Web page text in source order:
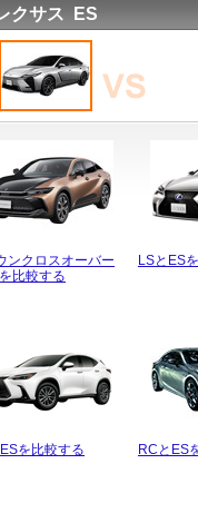
クサス ES
ンクロスオーバー
比較する
LSとES
を比較する RCとES